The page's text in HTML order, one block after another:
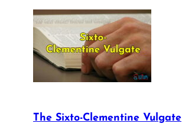
The Sixto-Clementine Vulgate